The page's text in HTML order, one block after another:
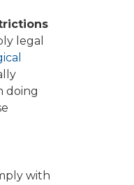
legal
doing
with